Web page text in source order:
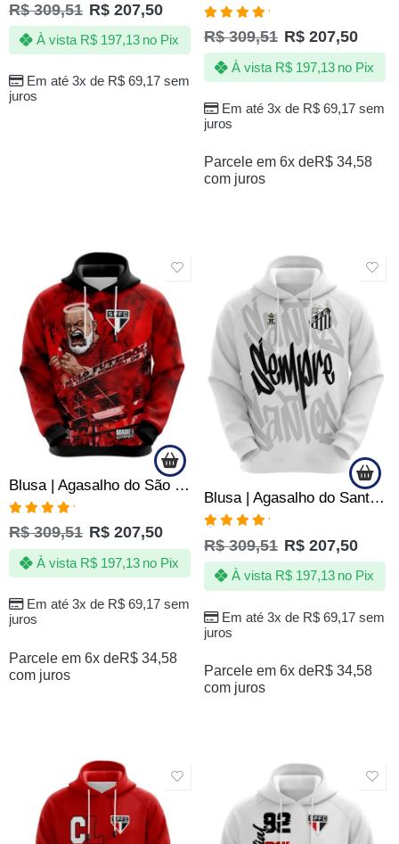
R$309,51 R$ 207,50
Em até 3x de R$69,17sem
juros
À vista R$197,13 no Pix
Avaliação
5.00de 5
R$309,51 R$ 207,50
Em até 3x de R$69,17sem
juros
À vista R$197,13 no Pix
Parcele em 6x deR$ 34,58
com juros
Blusa | Agasalho do São Paulo FC – Quebrada – Torcida que Conduz – Produto Oficial
Avaliação
5.00de 5
R$309,51 R$ 207,50
Em até 3x de R$69,17sem
juros
À vista R$197,13 no Pix
Parcele em 6x deR$ 34,58
com juros
Blusa | Agasalho do Santos Sempre Santos com Capuz – Oficial
Avaliação
5.00de 5
R$309,51 R$ 207,50
Em até 3x de R$69,17sem
juros
À vista R$197,13 no Pix
Parcele em 6x deR$ 34,58
com juros